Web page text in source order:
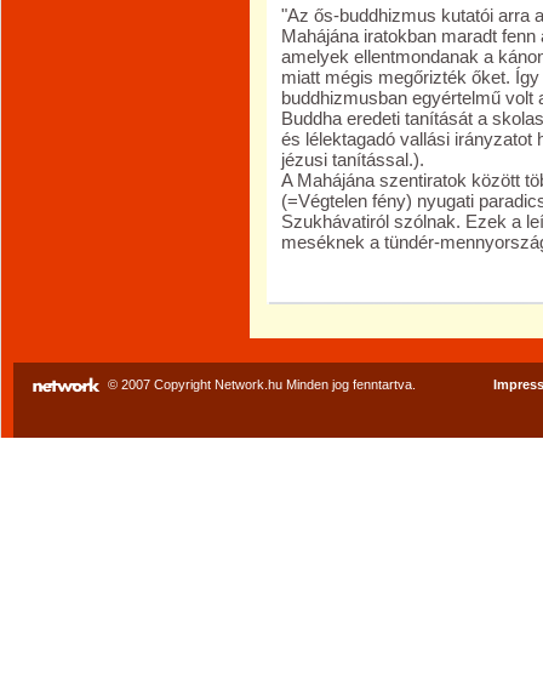
"Az ős-buddhizmus kutatói arra
Mahájána iratokban maradt
amelyek ellentmondanak a
miatt mégis megőrizték őket.
buddhizmusban egyértelmű volt
Buddha eredeti tanítását a
és lélektagadó vallási irányzatot
jézusi tanítással.).
A Mahájána szentiratok között
(=Végtelen fény) nyugati
Szukhávatiról szólnak. Ezek a
meséknek a tündér-
© 2007 Copyright Network.hu Minden jog fenntartva.